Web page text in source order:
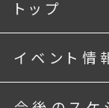
トップ
イベント情